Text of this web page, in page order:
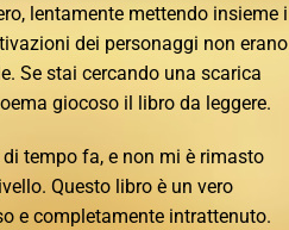
lentamente mettendo insieme i
dei personaggi non erano
Se stai cercando una scarica
giocoso il libro da leggere.
tempo fa, e non mi è rimasto
Questo libro è un vero
e completamente intrattenuto.